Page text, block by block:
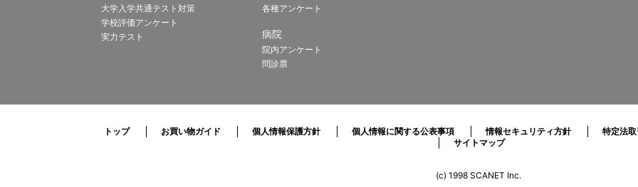
大学入学共通テスト対策
学校評価アンケート
実力テスト
各種アンケート
病院
院内アンケート
問診票
トップ お買い物ガイド 個人情報保護方針 個人情報に関する公表事項 情報セキュリティ方針 特定法
サイトマップ
(c) 1998 SCANET Inc.